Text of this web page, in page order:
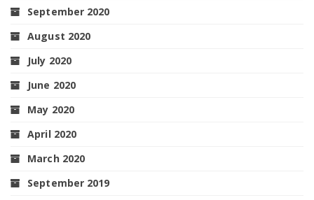
September 2020
August 2020
July 2020
June 2020
May 2020
April 2020
March 2020
September 2019